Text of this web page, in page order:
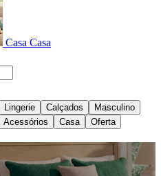
Casa Casa
Lingerie Calçados
Masculino
Acessórios Casa Oferta